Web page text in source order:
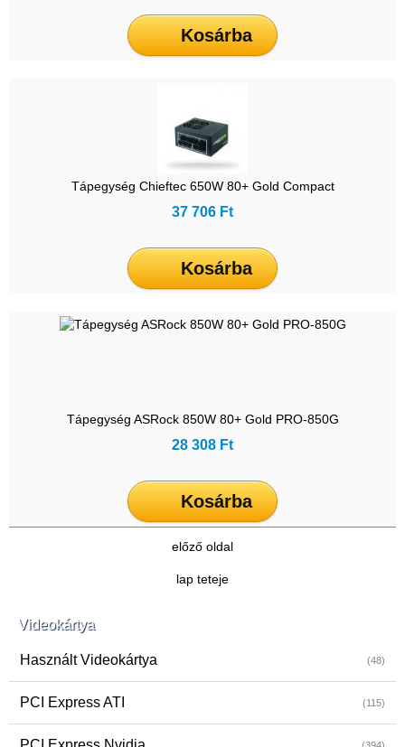
Videokártya
Használt Videokártya (48)
PCI Express ATI (115)
Kosárba
Tápegység Chieftec 650W 80+ Gold Compact
37 706 Ft
Kosárba
Tápegység ASRock 850W 80+ Gold PRO-850G
28 308 Ft
Kosárba
előző oldal
lap teteje